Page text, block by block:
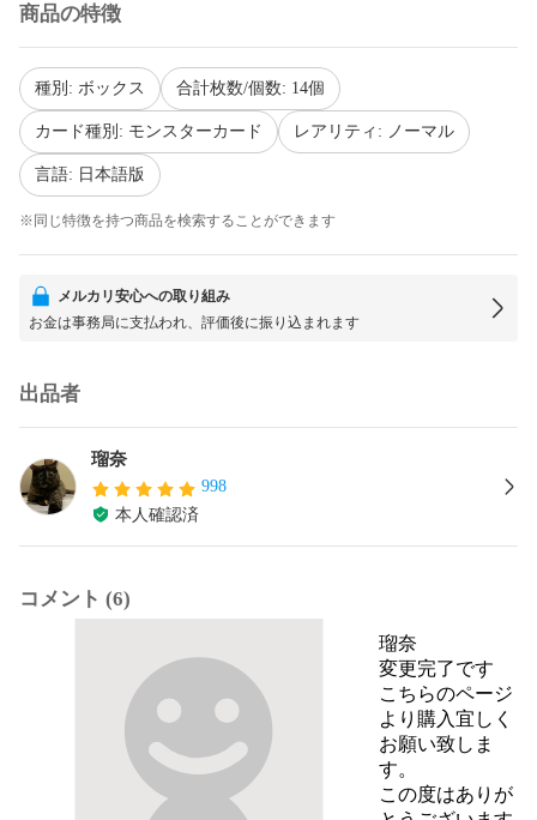
商品の特徴
種別: ボックス 合計枚数/個数: 14個
カード種別: モンスターカード レアリティ: ノーマル
言語: 日本語版
※同じ特徴を持つ商品を検索することができます
メルカリ安心への取り組み
お金は事務局に支払われ、評価後に振り込まれます
出品者
瑠奈
998
本人確認済
コメント (6)
瑠奈
変更完了です
こちらのページ
より購入宜しく
お願い致しま
す。
この度はありが